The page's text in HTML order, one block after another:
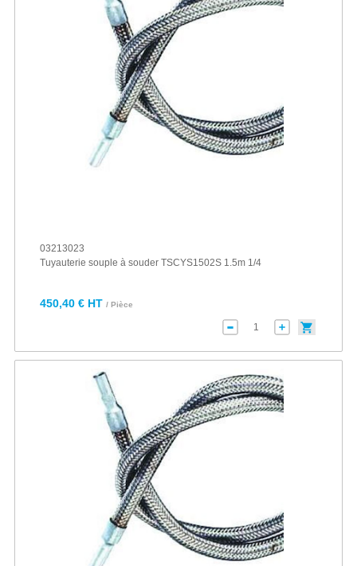
03213023
Tuyauterie souple à souder TSCYS1502S 1.5m 1/4
450,40 € HT / Pièce